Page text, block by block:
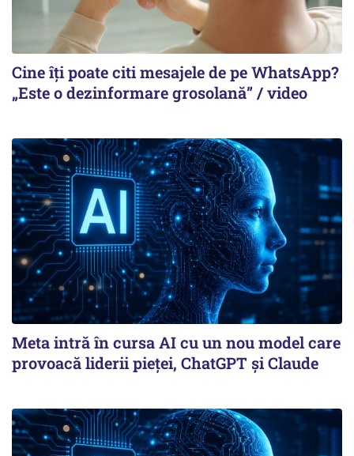
Cine îți poate citi mesajele de pe WhatsApp?
„Este o dezinformare grosolană” / video
Meta intră în cursa AI cu un nou model care
provoacă liderii pieței, ChatGPT și Claude